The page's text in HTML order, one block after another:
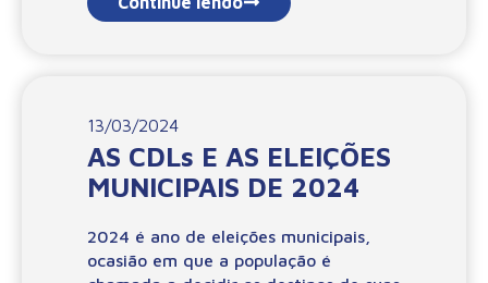
13/03/2024
AS CDLs E AS ELEIÇÕES
MUNICIPAIS DE 2024
2024 é ano de eleições municipais,
ocasião em que a população é